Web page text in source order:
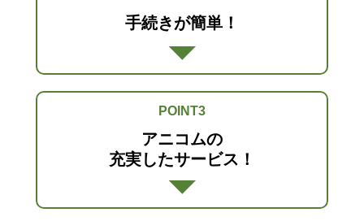
手続きが簡単！
POINT3
アニコムの
充実したサービス！